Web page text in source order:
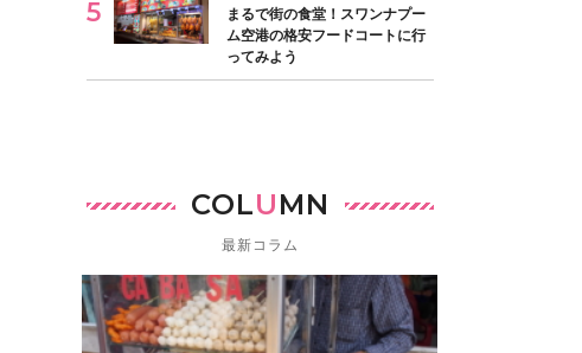
まるで街の食堂！スワンナプー
ム空港の格安フードコートに行
ってみよう
COLUMN
最新コラム